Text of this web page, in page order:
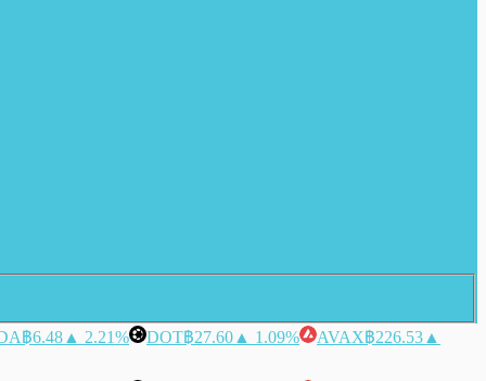
฿6.48 ▲ 2.21% DOT฿27.60 ▲ 1.09% AVAX฿226.53 ▲